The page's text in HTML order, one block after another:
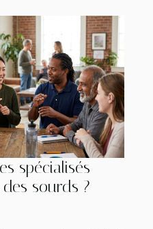
spécialisés
sourds ?